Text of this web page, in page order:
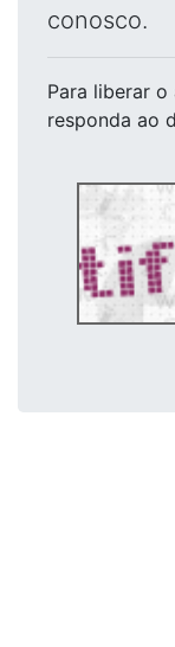
conosco.
Para liberar o
responda ao